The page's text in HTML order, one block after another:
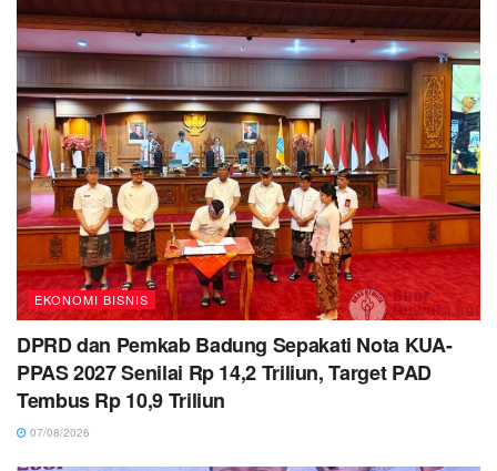
EKONOMI BISNIS
DPRD dan Pemkab Badung Sepakati Nota KUA-
PPAS 2027 Senilai Rp 14,2 Triliun, Target PAD
Tembus Rp 10,9 Triliun
07/08/2026